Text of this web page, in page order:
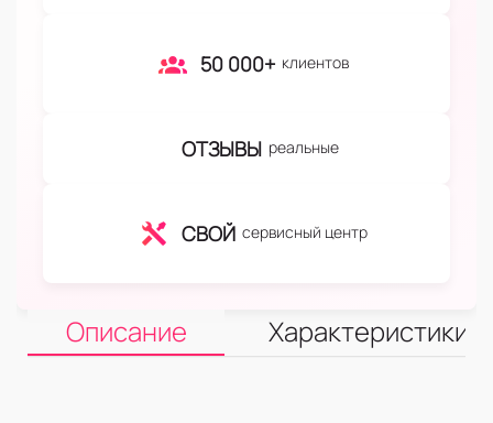
50 000+ клиентов
ОТЗЫВЫ реальные
СВОЙ сервисный центр
Описание Характеристики